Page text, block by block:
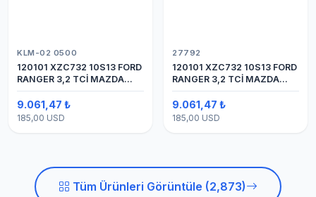
KLM-02 0500
120101 XZC732 10S13 FORD
RANGER 3,2 TCİ MAZDA
Y.M.
9.061,47 ₺
185,00 USD
27792
120101 XZC732 10S13 FORD
RANGER 3,2 TCİ MAZDA
Y.M. KOMPRESÖR 7PK 12V
9.061,47 ₺
185,00 USD
Tüm Ürünleri Görüntüle (2,873)